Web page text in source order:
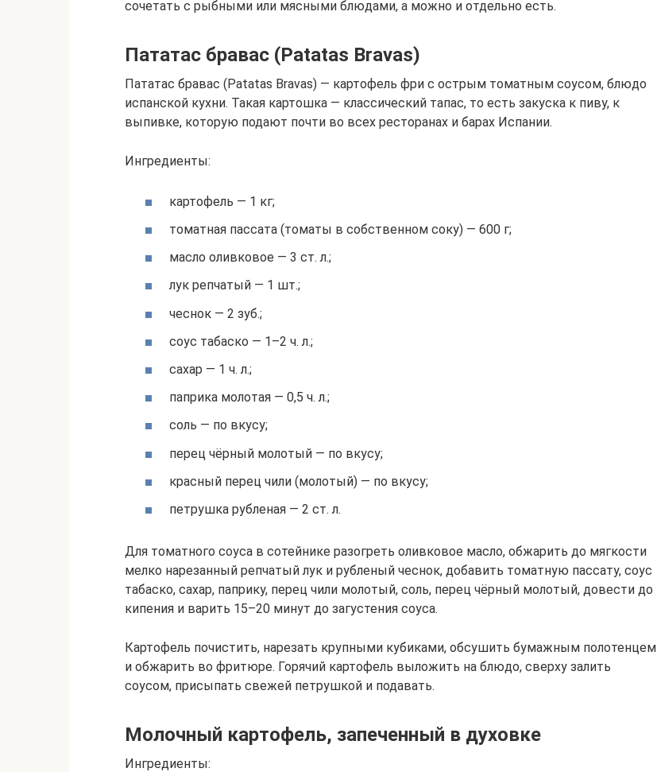
сочетать с рыбными или мясными блюдами, а можно и отдельно есть.
Пататас бравас (Patatas Bravas)
Пататас бравас (Patatas Bravas) — картофель фри с острым томатным соусом, блюдо
испанской кухни. Такая картошка — классический тапас, то есть закуска к пиву, к
выпивке, которую подают почти во всех ресторанах и барах Испании.
Ингредиенты:
картофель — 1 кг;
томатная пассата (томаты в собственном соку) — 600 г;
масло оливковое — 3 ст. л.;
лук репчатый — 1 шт.;
чеснок — 2 зуб.;
соус табаско — 1–2 ч. л.;
сахар — 1 ч. л.;
паприка молотая — 0,5 ч. л.;
соль — по вкусу;
перец чёрный молотый — по вкусу;
красный перец чили (молотый) — по вкусу;
петрушка рубленая — 2 ст. л.
Для томатного соуса в сотейнике разогреть оливковое масло, обжарить до мягкости
мелко нарезанный репчатый лук и рубленый чеснок, добавить томатную пассату, соус
табаско, сахар, паприку, перец чили молотый, соль, перец чёрный молотый, довести до
кипения и варить 15–20 минут до загустения соуса.
Картофель почистить, нарезать крупными кубиками, обсушить бумажным полотенцем
и обжарить во фритюре. Горячий картофель выложить на блюдо, сверху залить
соусом, присыпать свежей петрушкой и подавать.
Молочный картофель, запеченный в духовке
Ингредиенты: